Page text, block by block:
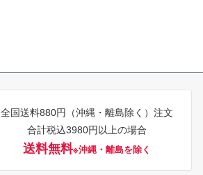
全国送料880円（沖縄・離島除く）注文
合計税込3980円以上の場合
送料無料※沖縄・離島を除く